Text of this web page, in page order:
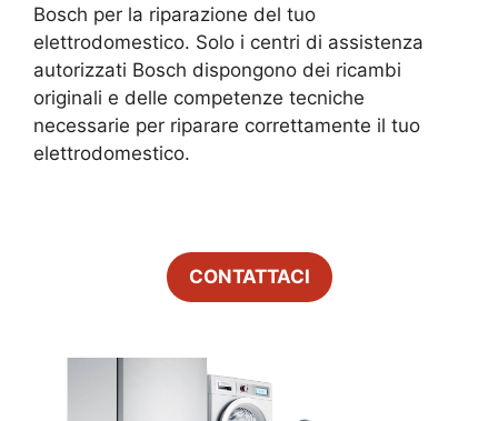
Bosch per la riparazione del tuo
elettrodomestico. Solo i centri di assistenza
autorizzati Bosch dispongono dei ricambi
originali e delle competenze tecniche
necessarie per riparare correttamente il tuo
elettrodomestico.
CONTATTACI